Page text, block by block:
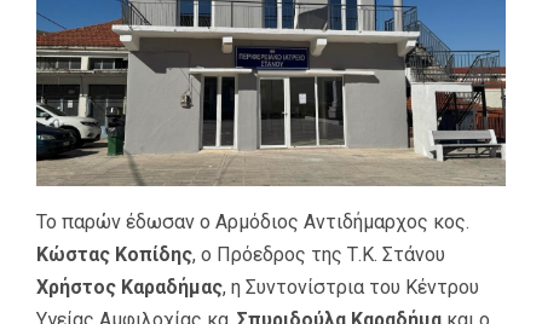
Το παρών έδωσαν ο Αρμόδιος Αντιδήμαρχος κος.
Κώστας Κοπίδης, ο Πρόεδρος της Τ.Κ. Στάνου
Χρήστος Καραδήμας, η Συντονίστρια του Κέντρου